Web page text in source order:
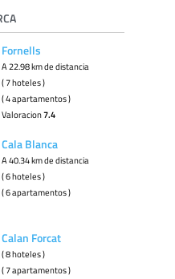
Fornells
A 22.98 km de distancia
( 7 hoteles )
( 4 apartamentos )
Valoracion7.4
Cala Blanca
A 40.34 km de distancia
( 6 hoteles )
( 6 apartamentos )
Calan Forcat
( 8 hoteles )
( 7 apartamentos )